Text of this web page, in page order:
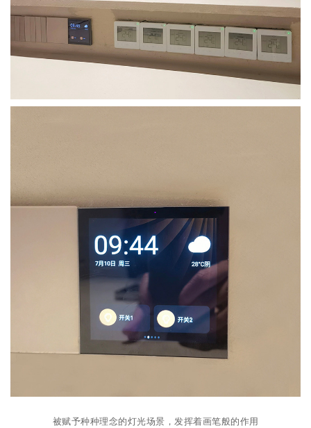
被赋予种种理念的灯光场景，发挥着画笔般的作用